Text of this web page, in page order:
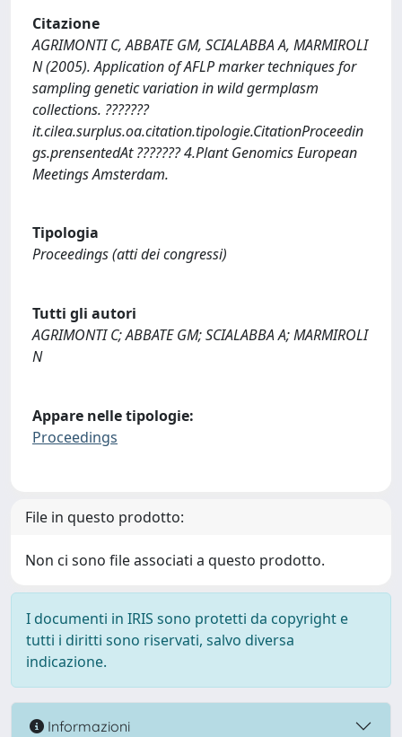
Citazione
AGRIMONTI C, ABBATE GM, SCIALABBA A, MARMIROLI
N (2005). Application of AFLP marker techniques for
sampling genetic variation in wild germplasm
collections. ???????
it.cilea.surplus.oa.citation.tipologie.CitationProceedin
gs.prensentedAt ??????? 4.Plant Genomics European
Meetings Amsterdam.
Tipologia
Proceedings (atti dei congressi)
Tutti gli autori
AGRIMONTI C; ABBATE GM; SCIALABBA A; MARMIROLI
N
Appare nelle tipologie:
Proceedings
File in questo prodotto:
Non ci sono file associati a questo prodotto.
I documenti in IRIS sono protetti da copyright e
tutti i diritti sono riservati, salvo diversa
indicazione.
Informazioni